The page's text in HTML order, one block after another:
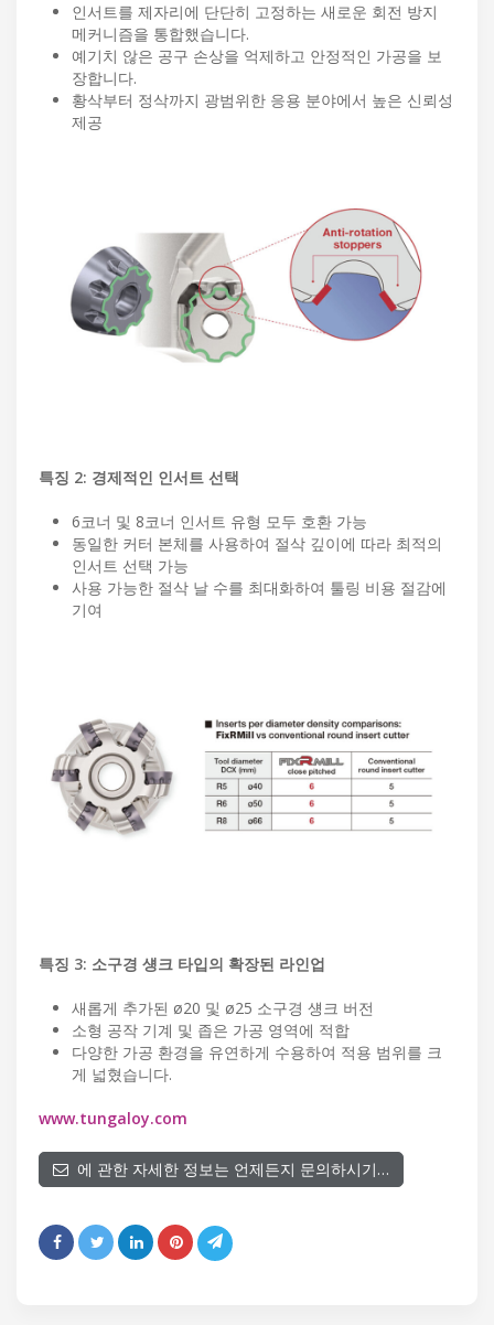
인서트를 제자리에 단단히 고정하는 새로운 회전 방지
메커니즘을 통합했습니다.
예기치 않은 공구 손상을 억제하고 안정적인 가공을 보
장합니다.
황삭부터 정삭까지 광범위한 응용 분야에서 높은 신뢰성
제공
특징 2: 경제적인 인서트 선택
6코너 및 8코너 인서트 유형 모두 호환 가능
동일한 커터 본체를 사용하여 절삭 깊이에 따라 최적의
인서트 선택 가능
사용 가능한 절삭 날 수를 최대화하여 툴링 비용 절감에
기여
특징 3: 소구경 섕크 타입의 확장된 라인업
새롭게 추가된 ø20 및 ø25 소구경 섕크 버전
소형 공작 기계 및 좁은 가공 영역에 적합
다양한 가공 환경을 유연하게 수용하여 적용 범위를 크
게 넓혔습니다.
www.tungaloy.com
에 관한 자세한 정보는 언제든지 문의하시기…